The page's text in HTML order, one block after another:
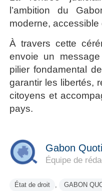
l’ambition du
moderne, accessible
À travers cette
envoie un
pilier fondamental
garantir les libertés,
citoyens et
pays.
Gabon
Équipe de
État de droit , GABON